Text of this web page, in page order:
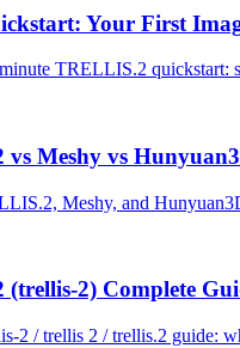
Your First
TRELLIS.2 quickstart:
Meshy vs
Meshy, and
2) Complete
2 / trellis 2 / trellis.2 guide: